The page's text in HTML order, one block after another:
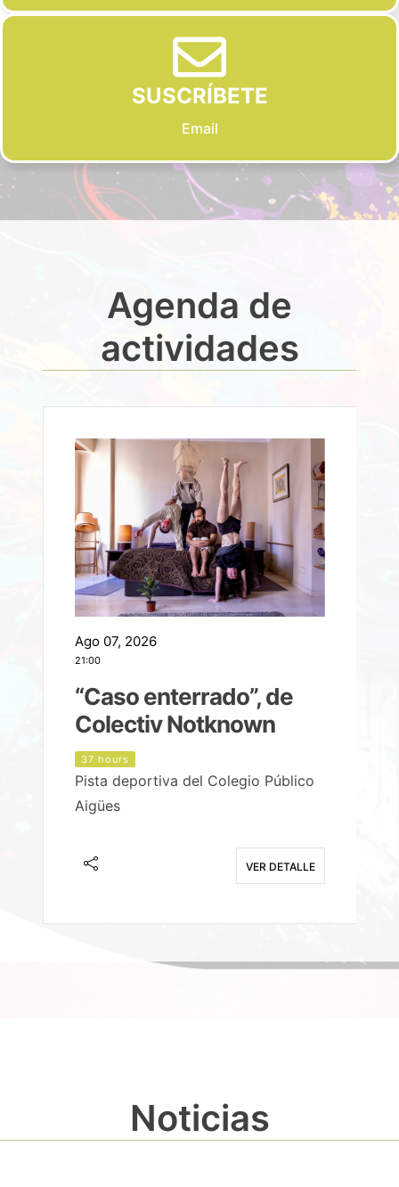
SUSCRÍBETE
Email
Agenda de
actividades
Ago 07, 2026
21:00
“Caso enterrado”, de
Colectiv Notknown
37 hours
Pista deportiva del Colegio Público
Aigües
VER DETALLE
Noticias